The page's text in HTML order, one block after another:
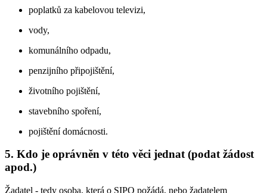
poplatků za kabelovou televizi,
vody,
komunálního odpadu,
penzijního připojištění,
životního pojištění,
stavebního spoření,
pojištění domácnosti.
5. Kdo je oprávněn v této věci jednat (podat žádost
apod.)
Žadatel - tedy osoba, která o SIPO požádá, nebo žadatelem